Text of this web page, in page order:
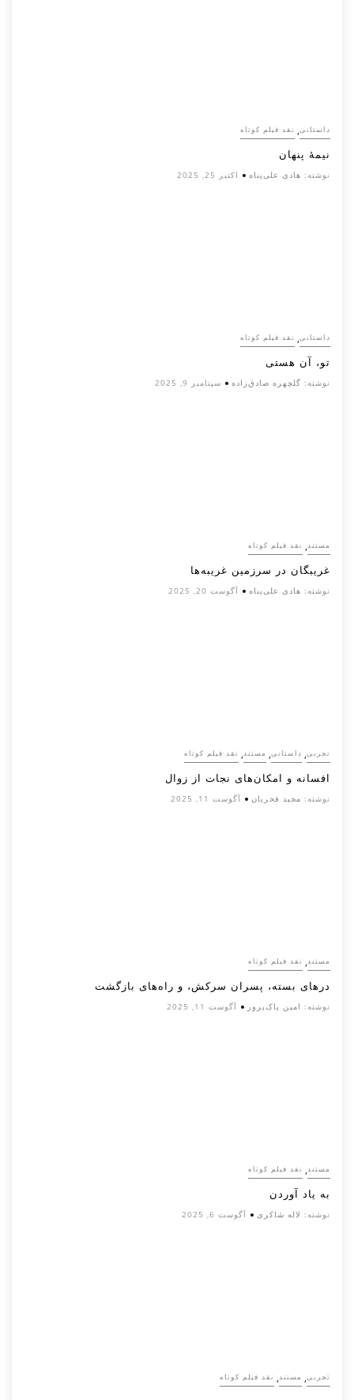
داستانی, نقد فیلم کوتاه
نیمۀ پنهان
نوشته: هادی علی‌پناه اکتبر 25, 2025
داستانی, نقد فیلم کوتاه
تو، آن هستی
نوشته: گلچهره صادق‌زاده سپتامبر 9, 2025
مستند, نقد فیلم کوتاه
غریبگان در سرزمین غریبه‌ها
نوشته: هادی علی‌پناه آگوست 20, 2025
تجربی, داستانی, مستند, نقد فیلم کوتاه
افسانه‌ و امکان‌های نجات از زوال
نوشته: مجید فخریان آگوست 11, 2025
مستند, نقد فیلم کوتاه
درهای بسته، پسران سرکش، و راه‌های بازگشت
نوشته: امین پاک‌پرور آگوست 11, 2025
مستند, نقد فیلم کوتاه
به یاد آوردن
نوشته: لاله شاکری آگوست 6, 2025
تجربی, مستند, نقد فیلم کوتاه